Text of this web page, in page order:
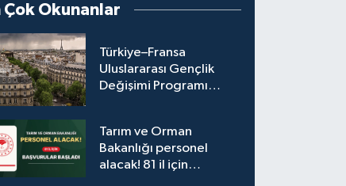
Çok Okunanlar
Türkiye–Fransa
Uluslararası Gençlik
Değişimi Programı
Tarım ve Orman
Bakanlığı personel
alacak! 81 il için